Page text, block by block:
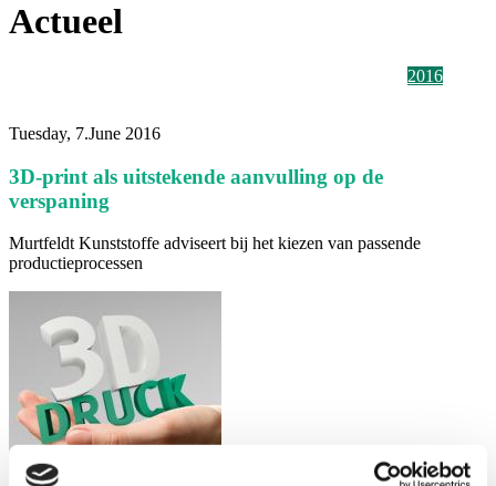
Actueel
2016
Tuesday, 7.June 2016
3D-print als uitstekende aanvulling op de
verspaning
Murtfeldt Kunststoffe adviseert bij het kiezen van passende
productieprocessen